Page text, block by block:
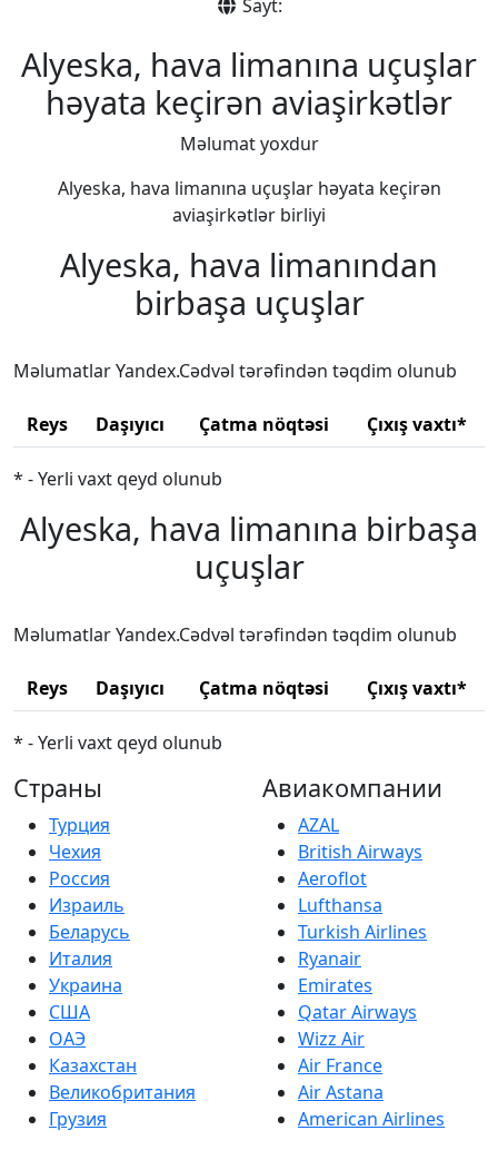
Sayt:
Alyeska, hava limanına uçuşlar
həyata keçirən aviaşirkətlər
Məlumat yoxdur
Alyeska, hava limanına uçuşlar həyata keçirən
aviaşirkətlər birliyi
Alyeska, hava limanından
birbaşa uçuşlar
Məlumatlar Yandex.Cədvəl tərəfindən təqdim olunub
Reys Daşıyıcı Çatma nöqtəsi Çıxış vaxtı*
* - Yerli vaxt qeyd olunub
Alyeska, hava limanına birbaşa
uçuşlar
Məlumatlar Yandex.Cədvəl tərəfindən təqdim olunub
Reys Daşıyıcı Çatma nöqtəsi Çıxış vaxtı*
* - Yerli vaxt qeyd olunub
Страны
Турция
Чехия
Россия
Израиль
Беларусь
Италия
Украина
США
ОАЭ
Казахстан
Великобритания
Грузия
Авиакомпании
AZAL
British Airways
Aeroflot
Lufthansa
Turkish Airlines
Ryanair
Emirates
Qatar Airways
Wizz Air
Air France
Air Astana
American Airlines